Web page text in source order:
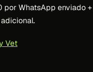
por WhatsApp enviado
Vet